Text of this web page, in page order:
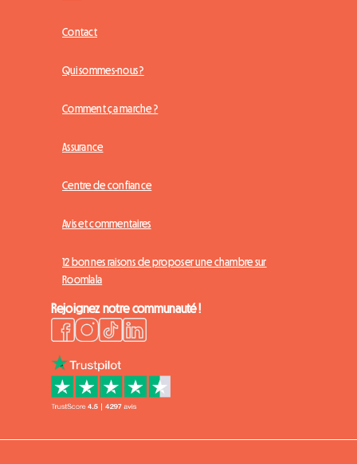
Contact
Qui sommes-nous ?
Comment ça marche ?
Assurance
Centre de confiance
Avis et commentaires
12 bonnes raisons de proposer une chambre sur
Roomlala
Rejoignez notre communauté !